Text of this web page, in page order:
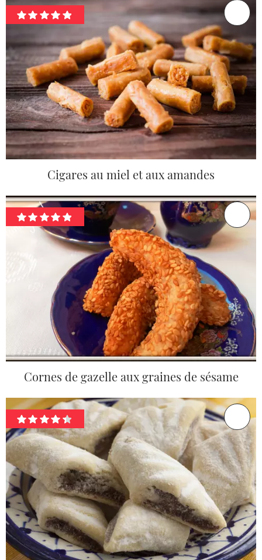
Cigares au miel et aux amandes
Cornes de gazelle aux graines de sésame